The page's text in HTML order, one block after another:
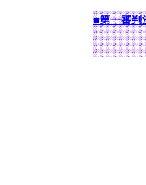
■第一審判